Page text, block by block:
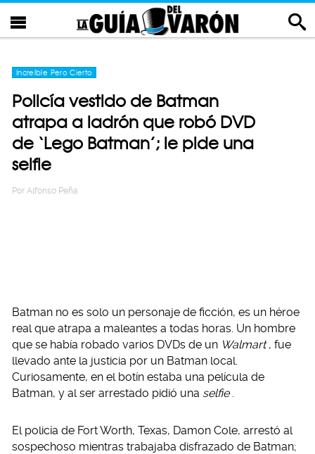
Increíble Pero Cierto
Policía vestido de Batman
atrapa a ladrón que robó DVD
de ‘Lego Batman’; le pide una
selfie
Por Alfonso Peña
Batman no es solo un personaje de ficción, es un héroe
real que atrapa a maleantes a todas horas. Un hombre
que se había robado varios DVDs de un Walmart , fue
llevado ante la justicia por un Batman local.
Curiosamente, en el botín estaba una película de
Batman, y al ser arrestado pidió una selfie .
El policía de Fort Worth, Texas, Damon Cole, arrestó al
sospechoso mientras trabajaba disfrazado de Batman;